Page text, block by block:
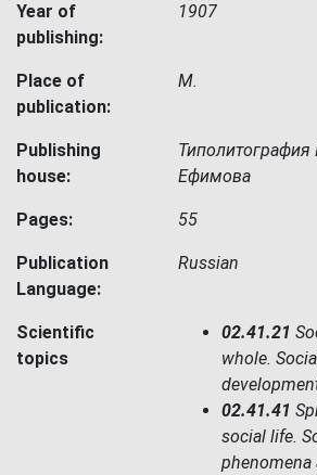
Year of
publishing:
1907
Place of
publication:
М.
Publishing
house:
Типолитография
Ефимова
Pages: 55
Publication
Language:
Russian
Scientific
topics
02.41.21
whole.
02.41.41
social life.
phenomena